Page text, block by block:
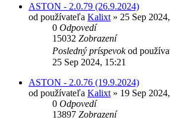
ASTON - 2.0.79 (26.9.2024)
od používateľa Kalixt » 25 Sep
0 Odpovedí
15032 Zobrazení
Posledný príspevokod
25 Sep 2024, 15:21
ASTON - 2.0.76 (19.9.2024)
od používateľa Kalixt » 19 Sep
0 Odpovedí
13897 Zobrazení